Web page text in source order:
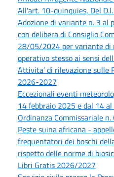
All'art. 10-quinquies, Del
Adozione di variante n. 3 al
con delibera di Consiglio
28/05/2024 per variante di
operativo stesso ai sensi
Attivita’ di rilevazione sulle
2026-2027
Eccezionali eventi
14 febbraio 2025 e dal 14
Ordinanza Commissariale
Peste suina africana -
frequentatori dei boschi
rispetto delle norme di
Libri Gratis 2026/2027